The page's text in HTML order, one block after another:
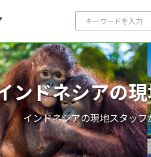
ンドネシアの
インドネシアの現地スタッ